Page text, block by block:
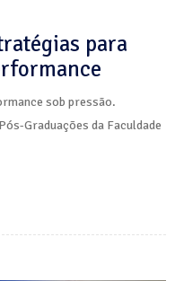
para
sob pressão.
Graduações da Faculdade